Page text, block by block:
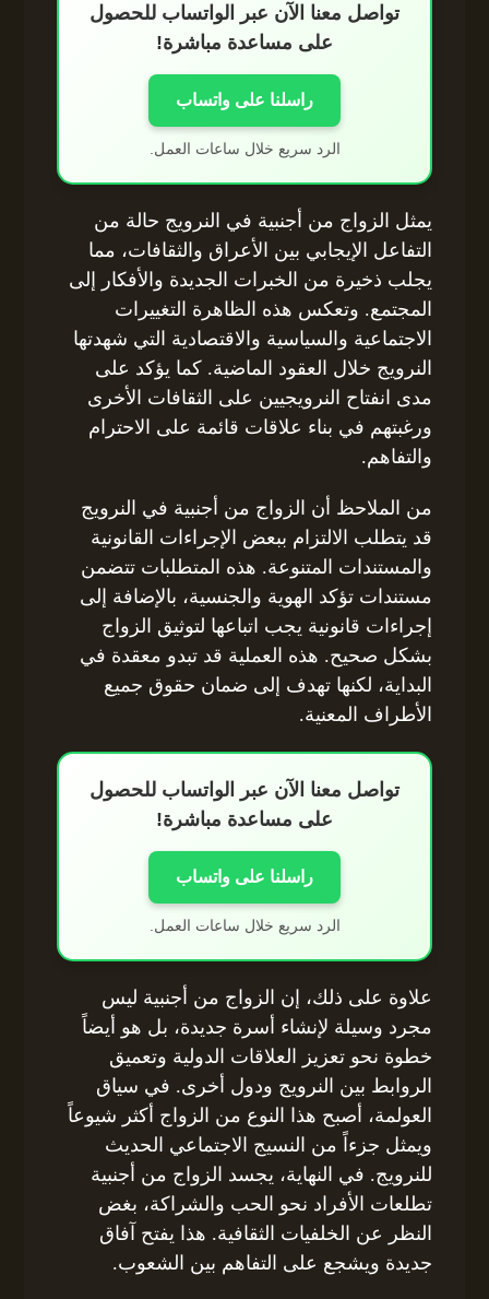
تواصل معنا الآن عبر الواتساب للحصول
على مساعدة مباشرة!
راسلنا على واتساب
الرد سريع خلال ساعات العمل.
يمثل الزواج من أجنبية في النرويج حالة من
التفاعل الإيجابي بين الأعراق والثقافات، مما
يجلب ذخيرة من الخبرات الجديدة والأفكار إلى
المجتمع. وتعكس هذه الظاهرة التغييرات
الاجتماعية والسياسية والاقتصادية التي شهدتها
النرويج خلال العقود الماضية. كما يؤكد على
مدى انفتاح النرويجيين على الثقافات الأخرى
ورغبتهم في بناء علاقات قائمة على الاحترام
والتفاهم.
من الملاحظ أن الزواج من أجنبية في النرويج
قد يتطلب الالتزام ببعض الإجراءات القانونية
والمستندات المتنوعة. هذه المتطلبات تتضمن
مستندات تؤكد الهوية والجنسية، بالإضافة إلى
إجراءات قانونية يجب اتباعها لتوثيق الزواج
بشكل صحيح. هذه العملية قد تبدو معقدة في
البداية، لكنها تهدف إلى ضمان حقوق جميع
الأطراف المعنية.
تواصل معنا الآن عبر الواتساب للحصول
على مساعدة مباشرة!
راسلنا على واتساب
الرد سريع خلال ساعات العمل.
علاوة على ذلك، إن الزواج من أجنبية ليس
مجرد وسيلة لإنشاء أسرة جديدة، بل هو أيضاً
خطوة نحو تعزيز العلاقات الدولية وتعميق
الروابط بين النرويج ودول أخرى. في سياق
العولمة، أصبح هذا النوع من الزواج أكثر شيوعاً
ويمثل جزءاً من النسيج الاجتماعي الحديث
للنرويج. في النهاية، يجسد الزواج من أجنبية
تطلعات الأفراد نحو الحب والشراكة، بغض
النظر عن الخلفيات الثقافية. هذا يفتح آفاق
جديدة ويشجع على التفاهم بين الشعوب.